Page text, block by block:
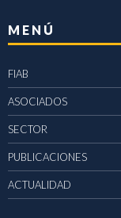
MENÚ
FIAB
ASOCIADOS
SECTOR
PUBLICACIONES
ACTUALIDAD